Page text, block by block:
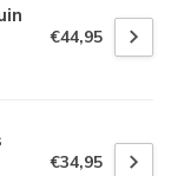
€44,95
€34,95